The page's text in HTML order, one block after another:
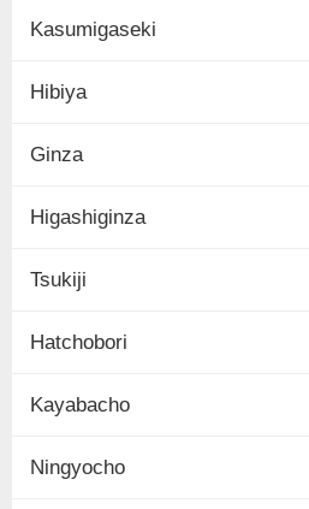
Kasumigaseki
Hibiya
Ginza
Higashiginza
Tsukiji
Hatchobori
Kayabacho
Ningyocho